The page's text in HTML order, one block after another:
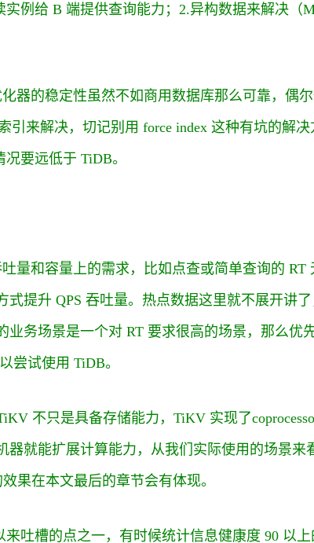
例给 B 端提供查询能力；2.异构数据来解决（
器的稳定性虽然不如商用数据库那么可靠，偶尔
引来解决，切记别用 force index 这种有坑的解
要远低于 TiDB。
量和容量上的需求，比如点查或简单查询的 RT
提升 QPS 吞吐量。热点数据这里就不展开讲
务场景是一个对 RT 要求很高的场景，那么优
尝试使用 TiDB。
不只是具备存储能力，TiKV 实现了
就能扩展计算能力，从我们实际使用的场景来
果在本文最后的章节会有体现。
吐槽的点之一，有时候统计信息健康度 90 以